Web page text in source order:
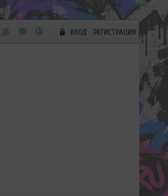
ВХОД РЕГИСТРАЦИЯ